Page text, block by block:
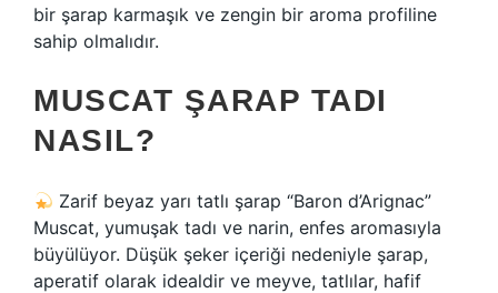
bir şarap karmaşık ve zengin bir aroma profiline
sahip olmalıdır.
MUSCAT ŞARAP TADI
NASIL?
Zarif beyaz yarı tatlı şarap “Baron d’Arignac”
Muscat, yumuşak tadı ve narin, enfes aromasıyla
büyülüyor. Düşük şeker içeriği nedeniyle şarap,
aperatif olarak idealdir ve meyve, tatlılar, hafif